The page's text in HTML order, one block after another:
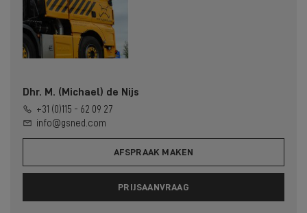
Dhr. M. (Michael) de Nijs
+31 (0)115 - 62 09 27
info@gsned.com
AFSPRAAK MAKEN
PRIJSAANVRAAG